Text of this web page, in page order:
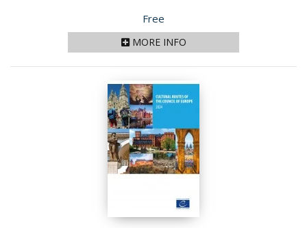
Price
Free
MORE INFO